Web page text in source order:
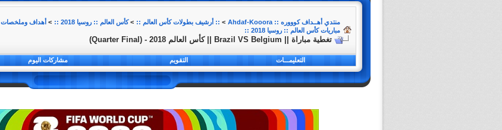
منتدي أهــداف كوووره :: Ahdaf-Kooora > :: أرشيف بطولات كأس العالم :: >كأس العالم :: روسيا 2018 :: > أهداف وملخصات
مباريات كأس العالم :: روسيا 2018 ::
تغطية مباراة || Brazil VS Belgium || كأس العالم 2018 - (Quarter Final)
التعليمـــات التقويم مشاركات اليوم